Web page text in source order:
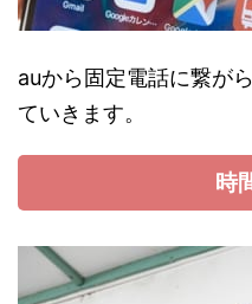
auから固定電話に繋が
ていきます。
時